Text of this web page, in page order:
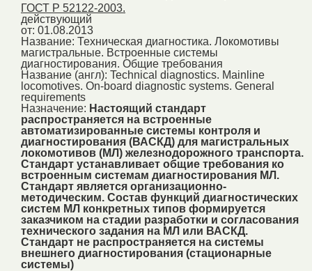
ГОСТ Р 52122-2003.
действующий
от: 01.08.2013
Название: Техническая диагностика. Локомотивы
магистральные. Встроенные системы
диагностирования. Общие требования
Название (англ): Technical diagnostics. Mainline
locomotives. On-board diagnostic systems. General
requirements
Назначение: Настоящий стандарт
распространяется на встроенные
автоматизированные системы контроля и
диагностирования (ВАСКД) для магистральных
локомотивов (МЛ) железнодорожного транспорта.
Стандарт устанавливает общие требования ко
встроенным системам диагностирования МЛ.
Стандарт является организационно-
методическим. Состав функций диагностических
систем МЛ конкретных типов формируется
заказчиком на стадии разработки и согласования
технического задания на МЛ или ВАСКД.
Стандарт не распространяется на системы
внешнего диагностирования (стационарные
системы)